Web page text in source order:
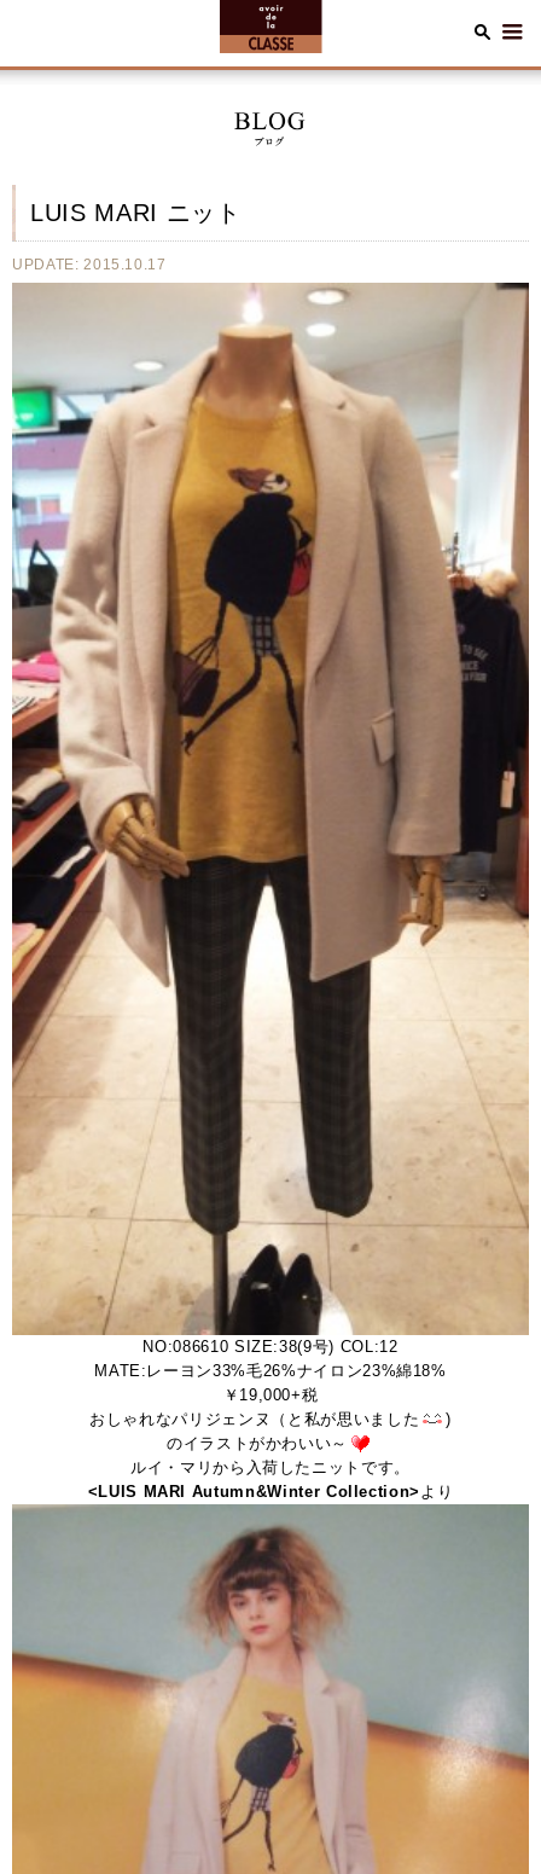
LUIS MARI ニット
UPDATE: 2015.10.17
NO:086610 SIZE:38(9号) COL:12
MATE:レーヨン33%毛26%ナイロン23%綿18%
￥19,000+税
おしゃれなパリジェンヌ（と私が思いました
)
のイラストがかわいい～
ルイ・マリから入荷したニットです。
<LUIS MARI Autumn&Winter Collection> より